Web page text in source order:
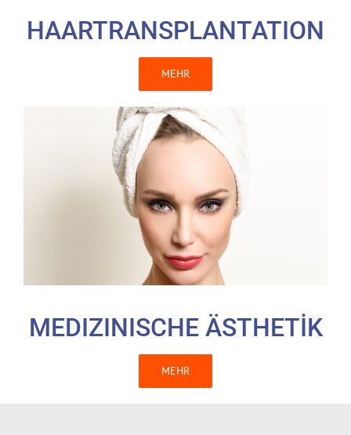
HAARTRANSPLANTATION
MEHR
MEDIZINISCHE ÄSTHETİK
MEHR